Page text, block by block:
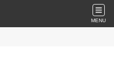
MENU